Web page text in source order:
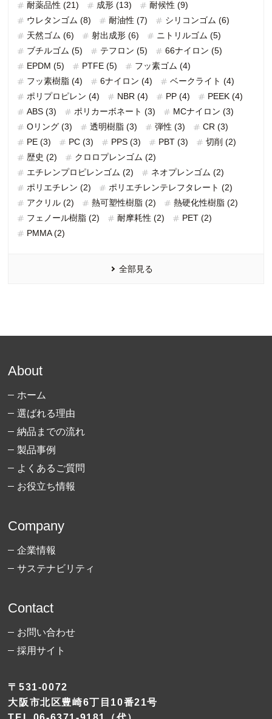
耐薬品性 (21)
成形 (13)
耐候性 (9)
ウレタンゴム (8)
耐油性 (7)
シリコンゴム (6)
天然ゴム (6)
射出成形 (6)
ニトリルゴム (5)
ブチルゴム (5)
テフロン (5)
66ナイロン (5)
EPDM (5)
PTFE (5)
フッ素ゴム (4)
フッ素樹脂 (4)
6ナイロン (4)
ベークライト (4)
ポリプロピレン (4)
NBR (4) PP (4)
PEEK (4)
ABS (3)
ポリカーボネート (3)
MCナイロン (3)
Oリング (3)
透明樹脂 (3) 弾性 (3)
CR (3)
PE (3)
PC (3) PPS (3) PBT (3)
切削 (2)
歴史 (2)
クロロプレンゴム (2)
エチレンプロピレンゴム (2)
ネオプレンゴム (2)
ポリエチレン (2)
ポリエチレンテレフタレート (2)
アクリル (2)
熱可塑性樹脂 (2)
熱硬化性樹脂 (2)
フェノール樹脂 (2)
耐摩耗性 (2)
PET (2)
PMMA (2)
全部見る
〒531-0072
大阪市北区豊崎6丁目10番21号
About
ホーム
選ばれる理由
納品までの流れ
製品事例
よくあるご質問
お役立ち情報
Company
企業情報
サステナビリティ
Contact
お問い合わせ
採用サイト